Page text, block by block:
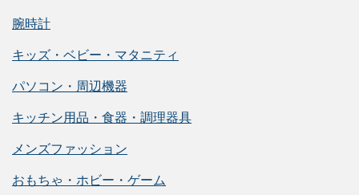
腕時計
キッズ・ベビー・マタニティ
パソコン・周辺機器
キッチン用品・食器・調理器具
メンズファッション
おもちゃ・ホビー・ゲーム